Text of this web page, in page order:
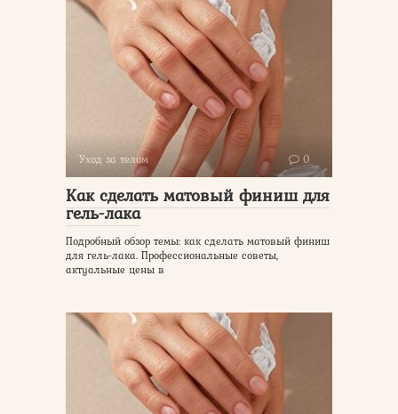
Уход за телом 0
Как сделать матовый финиш для
гель-лака
Подробный обзор темы: как сделать матовый финиш
для гель-лака. Профессиональные советы,
актуальные цены в